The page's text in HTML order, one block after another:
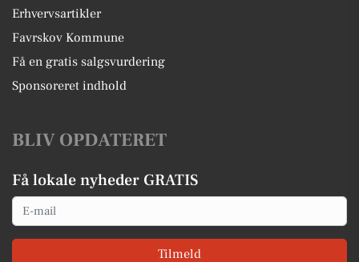
Erhvervsartikler
Favrskov Kommune
Få en gratis salgsvurdering
Sponsoreret indhold
BLIV OPDATERET
Få lokale nyheder GRATIS
Email
Tilmeld